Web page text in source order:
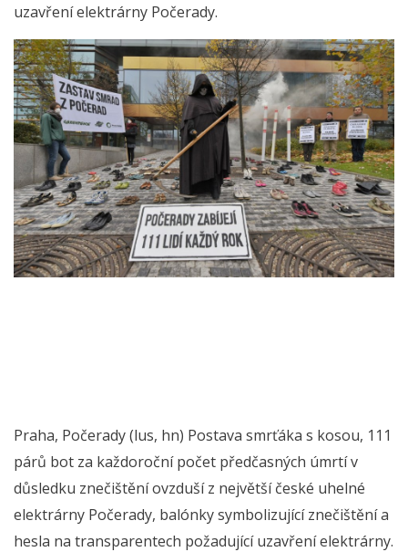
uzavření elektrárny Počerady.
Praha, Počerady (lus, hn) Postava smrťáka s kosou, 111
párů bot za každoroční počet předčasných úmrtí v
důsledku znečištění ovzduší z největší české uhelné
elektrárny Počerady, balónky symbolizující znečištění a
hesla na transparentech požadující uzavření elektrárny.